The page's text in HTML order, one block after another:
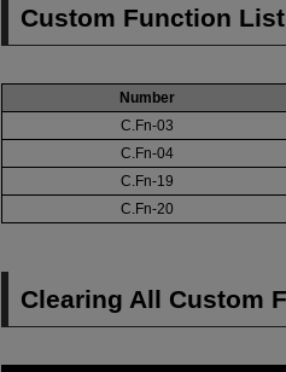
Custom Function List
Number
C.Fn-03
C.Fn-04
C.Fn-19
C.Fn-20
Clearing All Custom